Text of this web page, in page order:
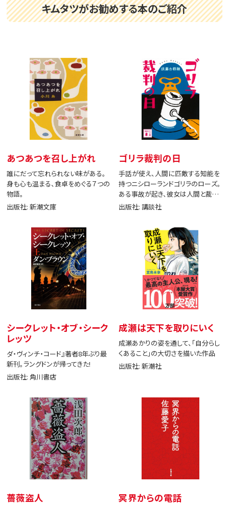
キムタツがお勧めする本のご紹介
あつあつを召し上がれ
誰にだって忘れられない味がある。
身も心も温まる、食卓をめぐる７つの
物語。
出版社: 新潮文庫
ゴリラ裁判の日
手話が使え、人間に匹敵する知能を
持つニシローランドゴリラのローズ。
ある事故が起き、彼女は人間と裁判
で闘う。
出版社: 講談社
シークレット・オブ・シーク
レッツ
ダ・ヴィンチ・コード』著者8年ぶり最
新刊。ラングドンが帰ってきた!
出版社: 角川書店
成瀬は天下を取りにいく
成瀬あかりの姿を通して、「自分らし
くあること」の大切さを描いた作品
出版社: 新潮社
薔薇盗人 冥界からの電話